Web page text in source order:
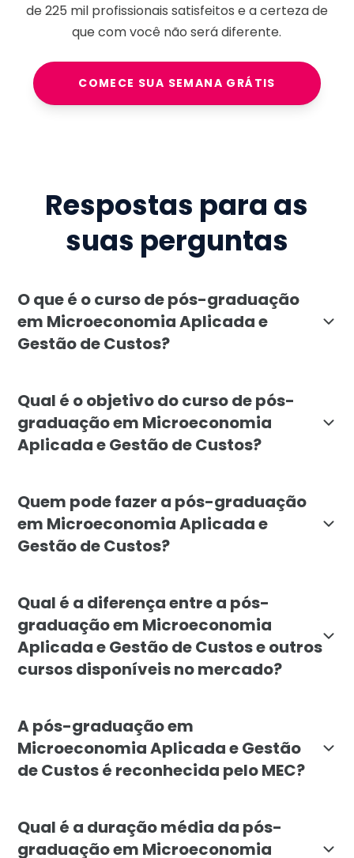
de225 milprofissionais satisfeitos e a certeza de
que com você não será diferente.
COMECE SUA SEMANA GRÁTIS
Respostas para as
suas perguntas
O que é o curso de pós-graduação
em Microeconomia Aplicada e
Gestão de Custos?
Qual é o objetivo do curso de pós-
graduação em Microeconomia
Aplicada e Gestão de Custos?
Quem pode fazer a pós-graduação
em Microeconomia Aplicada e
Gestão de Custos?
Qual é a diferença entre a pós-
graduação em Microeconomia
Aplicada e Gestão de Custos e outros
cursos disponíveis no mercado?
A pós-graduação em
Microeconomia Aplicada e Gestão
de Custos é reconhecida pelo MEC?
Qual é a duração média da pós-
graduação em Microeconomia